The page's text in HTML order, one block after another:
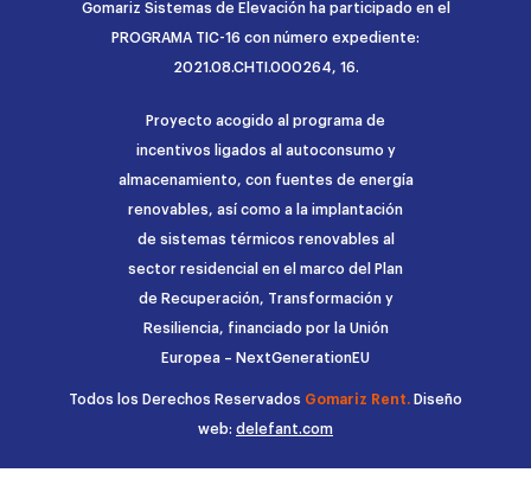
Gomariz Sistemas de Elevación ha participado en el
PROGRAMA TIC-16 con número expediente:
2021.08.CHTI.000264, 16.
Proyecto acogido al programa de
incentivos ligados al autoconsumo y
almacenamiento, con fuentes de energía
renovables, así como a la implantación
de sistemas térmicos renovables al
sector residencial en el marco del Plan
de Recuperación, Transformación y
Resiliencia, financiado por la Unión
Europea – NextGenerationEU
Todos los Derechos Reservados Gomariz Rent. Diseño
web: delefant.com